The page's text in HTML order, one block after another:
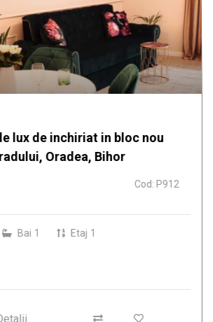
lux de inchiriat in bloc nou
Oradea, Bihor
Cod: P912
Bai 1 Etaj 1